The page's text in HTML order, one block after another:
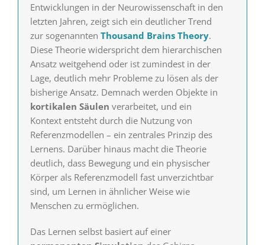
Entwicklungen in der Neurowissenschaft in den
letzten Jahren, zeigt sich ein deutlicher Trend
zur sogenannten Thousand Brains Theory.
Diese Theorie widerspricht dem hierarchischen
Ansatz weitgehend oder ist zumindest in der
Lage, deutlich mehr Probleme zu lösen als der
bisherige Ansatz. Demnach werden Objekte in
kortikalen Säulen verarbeitet, und ein
Kontext entsteht durch die Nutzung von
Referenzmodellen – ein zentrales Prinzip des
Lernens. Darüber hinaus macht die Theorie
deutlich, dass Bewegung und ein physischer
Körper als Referenzmodell fast unverzichtbar
sind, um Lernen in ähnlicher Weise wie
Menschen zu ermöglichen.
Das Lernen selbst basiert auf einer